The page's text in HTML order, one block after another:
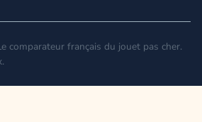
français du jouet pas cher.
.